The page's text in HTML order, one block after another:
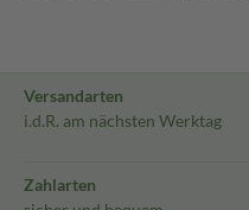
Versandarten
i.d.R. am nächsten Werktag
Zahlarten